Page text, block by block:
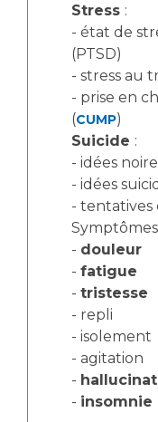
Stress :
- état de
(PTSD)
- stress au
- prise en
(CUMP)
Suicide :
- idées
- idées
- tentatives
Symptômes
- douleur
- fatigue
- tristesse
- repli
- isolement
- agitation
-
- insomnie